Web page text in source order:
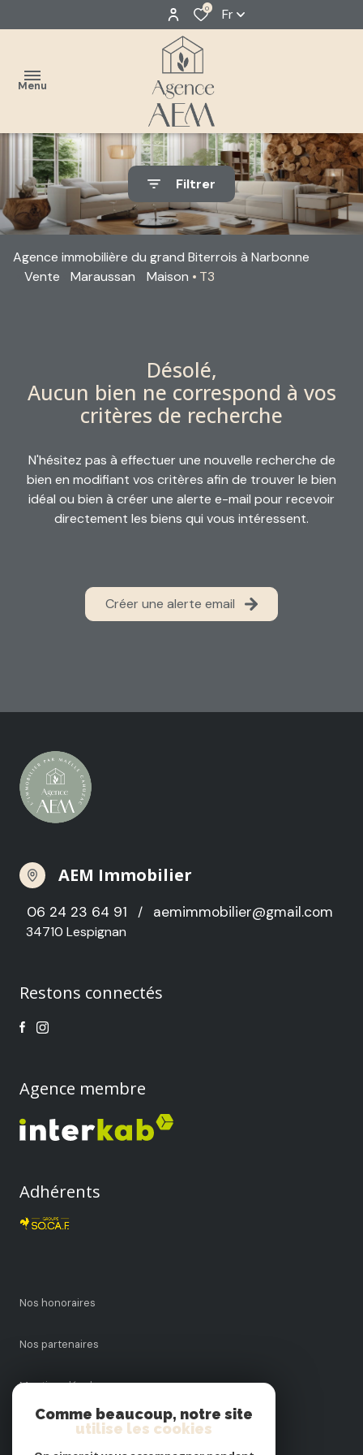
0 Fr
Menu
accueil
estimer
acheter
Classique
Neuf
louer
email
contact
Filtrer
Agence immobilière du grand Biterrois à Narbonne
Vente
Maraussan Maison T3
Désolé,
Aucun bien ne correspond à vos
critères de recherche
N'hésitez pas à effectuer une nouvelle recherche de
bien en modifiant vos critères afin de trouver le bien
idéal ou bien à créer une alerte e-mail pour recevoir
directement les biens qui vous intéressent.
Créer une alerte email
AEM Immobilier
06 24 23 64 91 / aemimmobilier@gmail.com
34710 Lespignan
Restons connectés
Agence membre
Adhérents
Nos honoraires
Nos partenaires
Mentions légales
Comme beaucoup, notre site
utilise les cookies